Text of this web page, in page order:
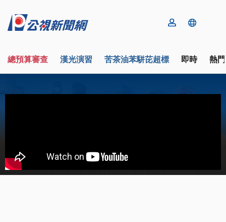
總預算審查 漢光演習 苦茶油苯駢芘超標 即時 熱